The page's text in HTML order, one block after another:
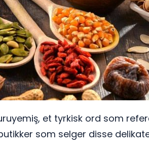
et tyrkisk ord som
som selger disse